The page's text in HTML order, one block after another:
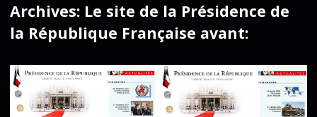
Archives: Le site de la Présidence de
la République Française avant: